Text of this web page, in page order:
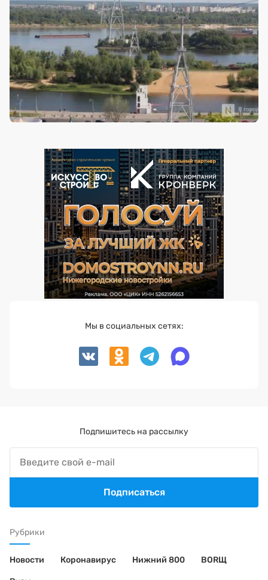
Рубрики
Новости Коронавирус Нижний 800 BORЩ
Мы в социальных сетях:
Подпишитесь на рассылку
Подписаться